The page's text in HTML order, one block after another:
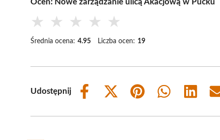
★ ★ ★ ★ ★
Średnia ocena: 4.95 Liczba ocen: 19
Udostępnij
Share
Share
(Twitter)
Share
Share
Share